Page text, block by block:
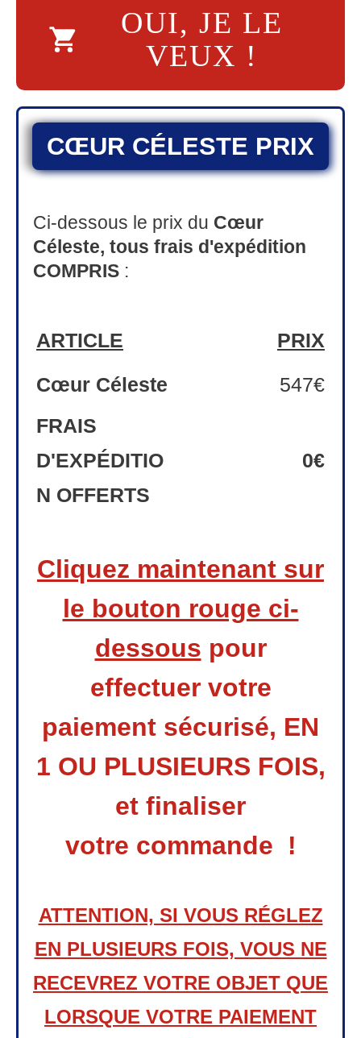
OUI, JE LE
VEUX !
CŒUR CÉLESTE PRIX
Ci-dessous le prix du Cœur
Céleste, tous frais d'expédition
COMPRIS :
ARTICLE
PRIX
Cœur Céleste
547€
FRAIS
D'EXPÉDITIO
N OFFERTS
0€
Cliquez maintenant sur
le bouton rouge ci-
dessous pour
effectuer votre
paiement sécurisé, EN
1 OU PLUSIEURS FOIS,
et finaliser
votre commande !
ATTENTION, SI VOUS RÉGLEZ
EN PLUSIEURS FOIS, VOUS NE
RECEVREZ VOTRE OBJET QUE
LORSQUE VOTRE PAIEMENT